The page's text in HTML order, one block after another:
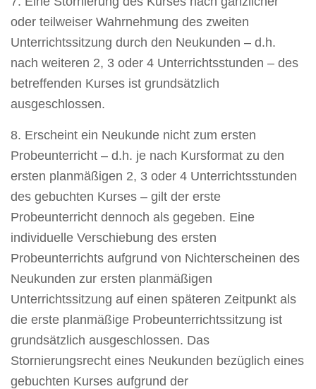
oder teilweiser Wahrnehmung des zweiten
Unterrichtssitzung durch den Neukunden – d.h.
nach weiteren 2, 3 oder 4 Unterrichtsstunden – des
betreffenden Kurses ist grundsätzlich
ausgeschlossen.
8. Erscheint ein Neukunde nicht zum ersten
Probeunterricht – d.h. je nach Kursformat zu den
ersten planmäßigen 2, 3 oder 4 Unterrichtsstunden
des gebuchten Kurses – gilt der erste
Probeunterricht dennoch als gegeben. Eine
individuelle Verschiebung des ersten
Probeunterrichts aufgrund von Nichterscheinen des
Neukunden zur ersten planmäßigen
Unterrichtssitzung auf einen späteren Zeitpunkt als
die erste planmäßige Probeunterrichtssitzung ist
grundsätzlich ausgeschlossen. Das
Stornierungsrecht eines Neukunden bezüglich eines
gebuchten Kurses aufgrund der